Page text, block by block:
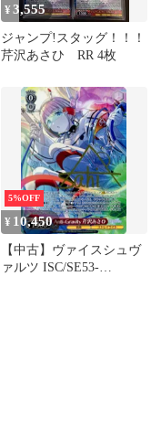
¥3,555
ジャンプ!スタッグ！！！
芹沢あさひ RR 4枚
5%OFF
¥ 10,450
【中古】ヴァイスシュヴ
ァルツ ISC/SE53-